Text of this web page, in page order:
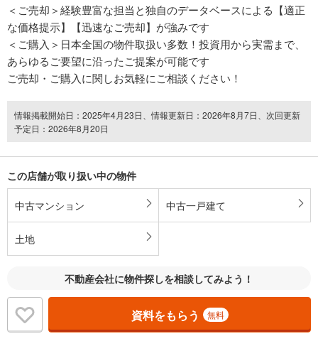
＜ご売却＞経験豊富な担当と独自のデータベースによる【適正
な価格提示】【迅速なご売却】が強みです
＜ご購入＞日本全国の物件取扱い多数！投資用から実需まで、
あらゆるご要望に沿ったご提案が可能です
ご売却・ご購入に関しお気軽にご相談ください！
情報掲載開始日：2025年4月23日、情報更新日：2026年8月7日、次回更新
予定日：2026年8月20日
この店舗が取り扱い中の物件
中古マンション 中古一戸建て
土地
不動産会社に物件探しを相談してみよう！
資料をもらう 無料